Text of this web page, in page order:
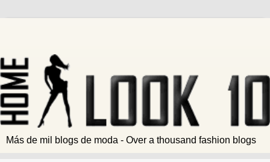
Más de mil blogs de moda - Over a thousand fashion blogs